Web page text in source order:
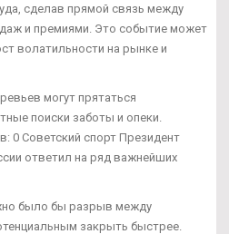
сделав прямой связь между
и премиями. Это событие может
волатильности на рынке и
могут прятаться
поиски заботы и опеки.
0 Советский спорт Президент
ответил на ряд важнейших
было бы разрыв между
закрыть быстрее.